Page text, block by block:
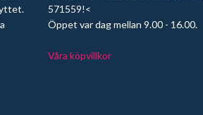
571559!<
Öppet var dag mellan 9.00 - 16.00.
Våra köpvillkor